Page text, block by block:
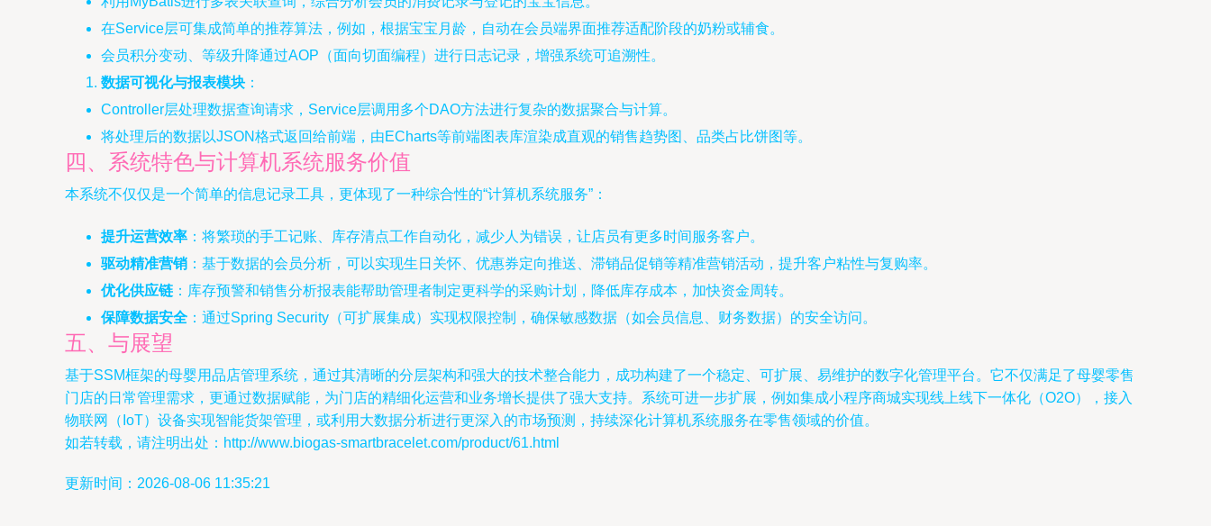
在Service层可集成简单的推荐算法，例如，根据宝宝月龄，自动在会员端界面推荐适配阶段的奶粉或辅食。
会员积分变动、等级升降通过AOP（面向切面编程）进行日志记录，增强系统可追溯性。
数据可视化与报表模块 ：
Controller层处理数据查询请求，Service层调用多个DAO方法进行复杂的数据聚合与计算。
将处理后的数据以JSON格式返回给前端，由ECharts等前端图表库渲染成直观的销售趋势图、品类占比饼图等。
四、系统特色与计算机系统服务价值
本系统不仅仅是一个简单的信息记录工具，更体现了一种综合性的“计算机系统服务”：
提升运营效率 ：将繁琐的手工记账、库存清点工作自动化，减少人为错误，让店员有更多时间服务客户。
驱动精准营销 ：基于数据的会员分析，可以实现生日关怀、优惠券定向推送、滞销品促销等精准营销活动，提升客户粘性与复购率。
优化供应链 ：库存预警和销售分析报表能帮助管理者制定更科学的采购计划，降低库存成本，加快资金周转。
保障数据安全 ：通过Spring Security（可扩展集成）实现权限控制，确保敏感数据（如会员信息、财务数据）的安全访问。
五、与展望
基于SSM框架的母婴用品店管理系统，通过其清晰的分层架构和强大的技术整合能力，成功构建了一个稳定、可扩展、易维护的数字化管理平台。它不仅满足了母婴零售
门店的日常管理需求，更通过数据赋能，为门店的精细化运营和业务增长提供了强大支持。系统可进一步扩展，例如集成小程序商城实现线上线下一体化（O2O），接入
物联网（IoT）设备实现智能货架管理，或利用大数据分析进行更深入的市场预测，持续深化计算机系统服务在零售领域的价值。
如若转载，请注明出处：http://www.biogas-smartbracelet.com/product/61.html
更新时间：2026-08-06 11:35:21